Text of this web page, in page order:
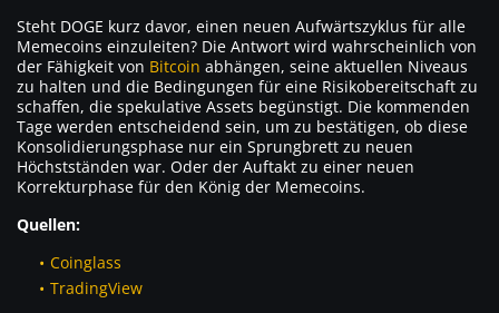
Steht DOGE kurz davor, einen neuen Aufwärtszyklus für alle
Memecoins einzuleiten? Die Antwort wird wahrscheinlich von
der Fähigkeit von Bitcoin abhängen, seine aktuellen Niveaus
zu halten und die Bedingungen für eine Risikobereitschaft zu
schaffen, die spekulative Assets begünstigt. Die kommenden
Tage werden entscheidend sein, um zu bestätigen, ob diese
Konsolidierungsphase nur ein Sprungbrett zu neuen
Höchstständen war. Oder der Auftakt zu einer neuen
Korrekturphase für den König der Memecoins.
Quellen:
Coinglass
TradingView